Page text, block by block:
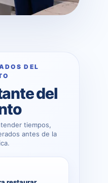
DEL
del
tiempos,
antes de la